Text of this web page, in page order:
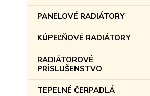
PANELOVÉ RADIÁTORY
KÚPEĽŇOVÉ RADIÁTORY
RADIÁTOROVÉ
PRÍSLUŠENSTVO
TEPELNÉ ČERPADLÁ